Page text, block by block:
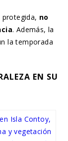
protegida, no
. Además, la
la temporada
EN SU